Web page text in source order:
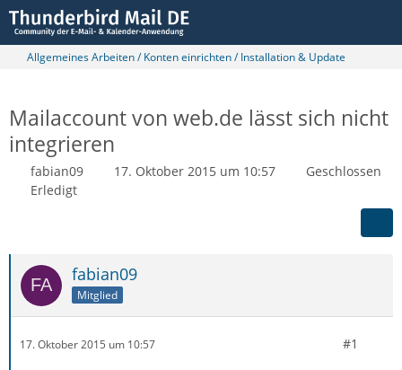
Allgemeines Arbeiten / Konten einrichten / Installation & Update
Mailaccount von web.de lässt sich nicht
integrieren
fabian09 17. Oktober 2015 um 10:57
Geschlossen
Erledigt
fabian09
Mitglied
17. Oktober 2015 um 10:57 #1